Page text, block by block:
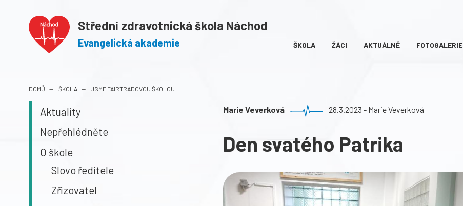
Střední zdravotnická škola Náchod
Evangelická akademie ŠKOLA ŽÁCI AKTUÁLNĚ FOTOGALERIE
DOMŮ ŠKOLA JSME FAIRTRADOVOU ŠKOLOU
Aktuality
Nepřehlédněte
O škole
Slovo ředitele
Zřizovatel
Marie Veverková 28.3.2023 - Marie Veverková
Den svatého Patrika